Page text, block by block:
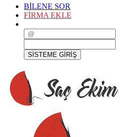
BİLENE SOR
FİRMA EKLE
SİSTEME GİRİŞ